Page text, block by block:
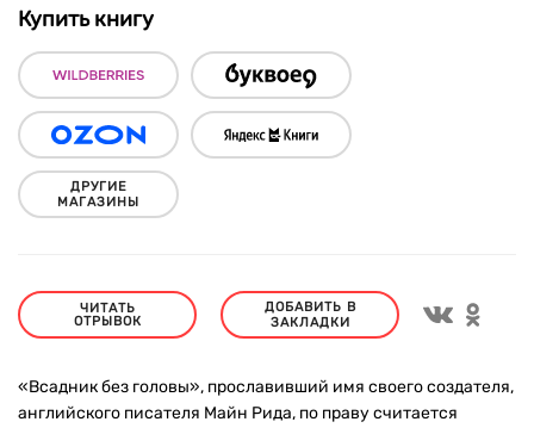
Купить книгу
ДРУГИЕ
МАГАЗИНЫ
ЧИТАТЬ
ОТРЫВОК
ДОБАВИТЬ В
ЗАКЛАДКИ
«Всадник без головы», прославивший имя своего создателя,
английского писателя Майн Рида, по праву считается